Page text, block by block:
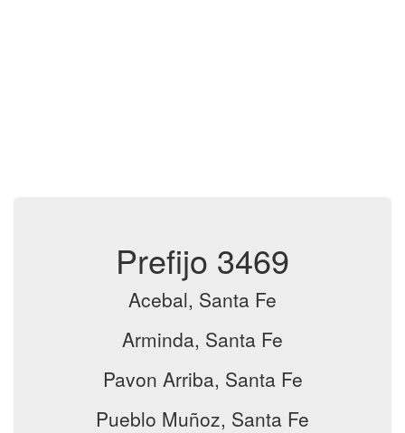
Prefijo 3469
Acebal, Santa Fe
Arminda, Santa Fe
Pavon Arriba, Santa Fe
Pueblo Muñoz, Santa Fe